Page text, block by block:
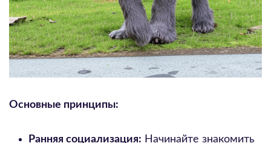
Основные принципы:
Ранняя социализация: Начинайте знакомить